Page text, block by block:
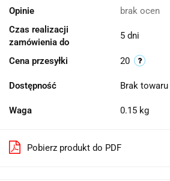
Opinie
brak ocen
Czas realizacji
zamówienia do
5 dni
Cena przesyłki 20
Dostępność Brak towaru
Waga 0.15 kg
Pobierz produkt do PDF